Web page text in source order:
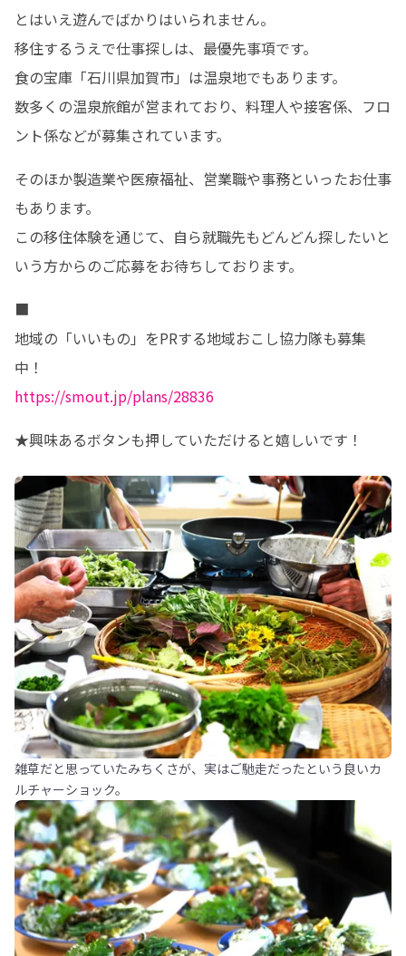
とはいえ遊んでばかりはいられません。
移住するうえで仕事探しは、最優先事項です。
食の宝庫「石川県加賀市」は温泉地でもあります。
数多くの温泉旅館が営まれており、料理人や接客係、フロ
ント係などが募集されています。
そのほか製造業や医療福祉、営業職や事務といったお仕事
もあります。
この移住体験を通じて、自ら就職先もどんどん探したいと
いう方からのご応募をお待ちしております。
■
地域の「いいもの」をPRする地域おこし協力隊も募集
https://smout.jp/plans/28836
★興味あるボタンも押していただけると嬉しいです！
雑草だと思っていたみちくさが、実はご馳走だったという良いカ
ルチャーショック。